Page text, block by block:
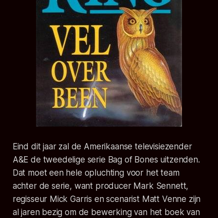
Eind dit jaar zal de Amerikaanse televisiezender
A&E de tweedelige serie Bag of Bones uitzenden.
Dat moet een hele opluchting voor het team
achter de serie, want producer Mark Sennett,
regisseur Mick Garris en scenarist Matt Venne zijn
al jaren bezig om de bewerking van het boek van